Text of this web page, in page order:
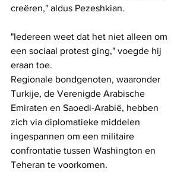
creëren," aldus Pezeshkian.
"Iedereen weet dat het niet alleen om
een ​​sociaal protest ging," voegde hij
eraan toe.
Regionale bondgenoten, waaronder
Turkije, de Verenigde Arabische
Emiraten en Saoedi-Arabië, hebben
zich via diplomatieke middelen
ingespannen om een ​​militaire
confrontatie tussen Washington en
Teheran te voorkomen.